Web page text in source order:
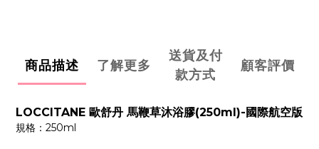
商品描述 了解更多
送貨及付
款方式
顧客評價
LOCCITANE 歐舒丹 馬鞭草沐浴膠(250ml)-國際航空版
規格：250ml